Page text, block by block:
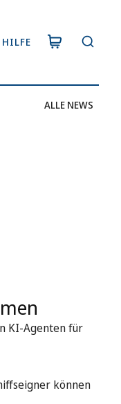
HILFE
ALLE NEWS
KI-Agenten für
können